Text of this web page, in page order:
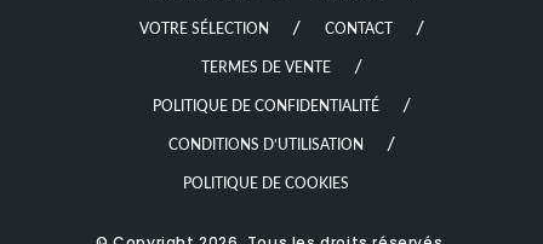
VOTRE SÉLECTION CONTACT
TERMES DE VENTE
POLITIQUE DE CONFIDENTIALITÉ
CONDITIONS D’UTILISATION
POLITIQUE DE COOKIES